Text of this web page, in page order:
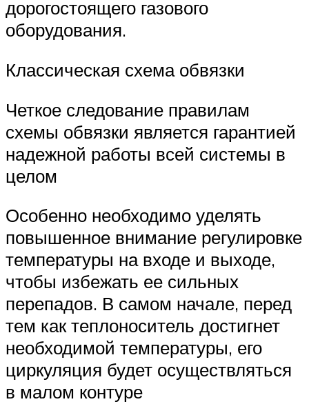
дорогостоящего газового
оборудования.
Классическая схема обвязки
Четкое следование правилам
схемы обвязки является гарантией
надежной работы всей системы в
целом
Особенно необходимо уделять
повышенное внимание регулировке
температуры на входе и выходе,
чтобы избежать ее сильных
перепадов. В самом начале, перед
тем как теплоноситель достигнет
необходимой температуры, его
циркуляция будет осуществляться
в малом контуре